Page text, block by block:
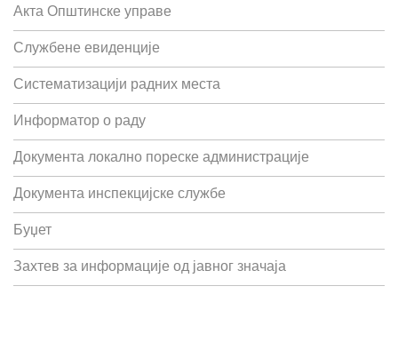
Акта Општинске управе
Службене евиденције
Систематизацији радних места
Информатор о раду
Документа локално пореске администрације
Документа инспекцијске службе
Буџет
Захтев за информације од јавног значаја